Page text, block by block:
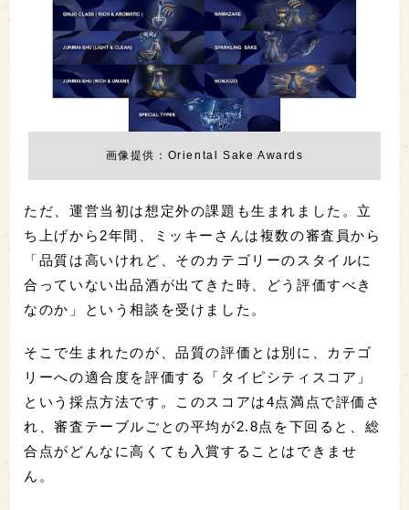
画像提供：Oriental Sake Awards
ただ、運営当初は想定外の課題も生まれました。立
ち上げから2年間、ミッキーさんは複数の審査員から
「品質は高いけれど、そのカテゴリーのスタイルに
合っていない出品酒が出てきた時、どう評価すべき
なのか」という相談を受けました。
そこで生まれたのが、品質の評価とは別に、カテゴ
リーへの適合度を評価する「タイピシティスコア」
という採点方法です。このスコアは4点満点で評価さ
れ、審査テーブルごとの平均が2.8点を下回ると、総
合点がどんなに高くても入賞することはできませ
ん。